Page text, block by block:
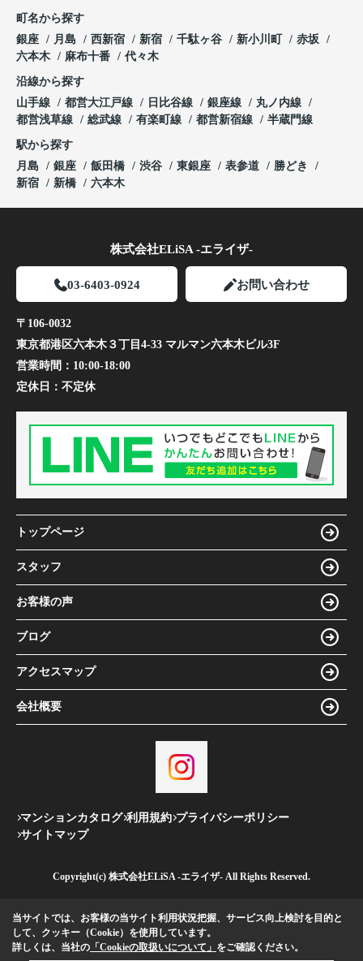
町名から探す
銀座
月島 西新宿 新宿 千駄ヶ谷 新小川町
赤坂
六本木
麻布十番 代々木
沿線から探す
山手線
都営大江戸線 日比谷線 銀座線
丸ノ内線
都営浅草線
総武線 有楽町線 都営新宿線 半蔵門線
駅から探す
月島
銀座 飯田橋 渋谷 東銀座 表参道
勝どき
新宿
新橋 六本木
株式会社ELiSA -エライザ-
03-6403-0924 お問い合わせ
〒106-0032
東京都港区六本木３丁目4-33 マルマン六本木ビル3F
営業時間： 10:00-18:00
定休日： 不定休
トップページ
スタッフ
お客様の声
ブログ
アクセスマップ
会社概要
マンションカタログ 利用規約 プライバシーポリシー
サイトマップ
Copyright(c) 株式会社ELiSA -エライザ- All Rights Reserved.
当サイトでは、お客様の当サイト利用状況把握、サービス向上検討を目的と
して、クッキー（Cookie）を使用しています。
詳しくは、当社の 「Cookieの取扱いについて」 をご確認ください。